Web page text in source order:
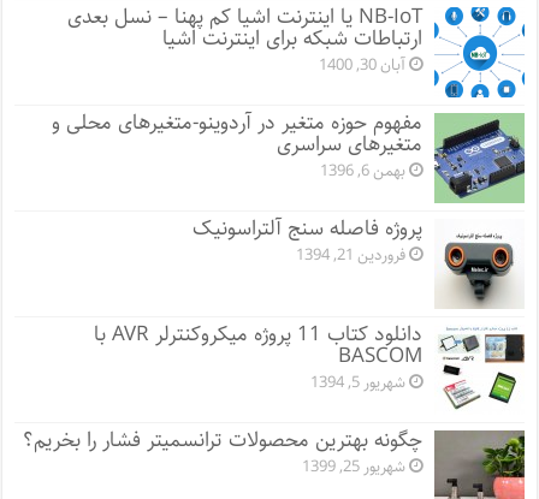
NB-IoT یا اینترنت اشیا کم پهنا – نسل بعدی
ارتباطات شبکه برای اینترنت اشیا
آبان 30, 1400
مفهوم حوزه متغیر در آردوینو-متغیرهای محلی و
متغیرهای سراسری
بهمن 6, 1396
پروژه فاصله سنج آلتراسونیک
فروردین 21, 1394
دانلود کتاب 11 پروژه میکروکنترلر AVR با
BASCOM
شهریور 5, 1394
چگونه بهترین محصولات ترانسمیتر فشار را بخریم؟
شهریور 25, 1399